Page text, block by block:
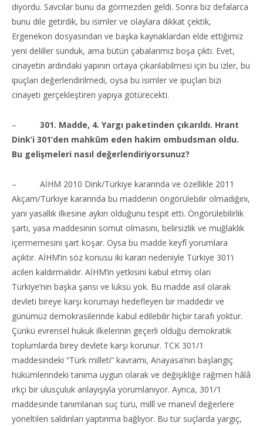
diyordu. Savcılar bunu da görmezden geldi. Sonra biz defalarca
bunu dile getirdik, bu isimler ve olaylara dikkat çektik,
Ergenekon dosyasından ve başka kaynaklardan elde ettiğimiz
yeni deliller sunduk, ama bütün çabalarımız boşa çıktı. Evet,
cinayetin ardındaki yapının ortaya çıkarılabilmesi için bu izler, bu
ipuçları değerlendirilmedi, oysa bu isimler ve ipuçları bizi
cinayeti gerçekleştiren yapıya götürecekti.
– 301. Madde, 4. Yargı paketinden çıkarıldı. Hrant
Dink’i 301’den mahkûm eden hakim ombudsman oldu.
Bu gelişmeleri nasıl değerlendiriyorsunuz?
– AİHM 2010 Dink/Türkiye kararında ve özellikle 2011
Akçam/Türkiye kararında bu maddenin öngörülebilir olmadığını,
yani yasallık ilkesine aykırı olduğunu tespit etti. Öngörülebilirlik
şartı, yasa maddesinin somut olmasını, belirsizlik ve muğlaklık
içermemesini şart koşar. Oysa bu madde keyfî yorumlara
açıktır. AİHM’in söz konusu iki kararı nedeniyle Türkiye 301’i
acilen kaldırmalıdır. AİHM’in yetkisini kabul etmiş olan
Türkiye’nin başka şansı ve lüksü yok. Bu madde asıl olarak
devleti bireye karşı korumayı hedefleyen bir maddedir ve
günümüz demokrasilerinde kabul edilebilir hiçbir tarafı yoktur.
Çünkü evrensel hukuk ilkelerinin geçerli olduğu demokratik
toplumlarda birey devlete karşı korunur. TCK 301/1
maddesindeki “Türk milleti” kavramı, Anayasa’nın başlangıç
hükümlerindeki tanıma uygun olarak ve değişikliğe rağmen hâlâ
ırkçı bir ulusçuluk anlayışıyla yorumlanıyor. Ayrıca, 301/1
maddesinde tanımlanan suç türü, millî ve manevî değerlere
yöneltilen saldırıları yaptırıma bağlıyor. Bu tür suçlarda yargıç,